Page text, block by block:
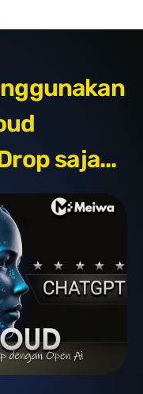
saja...